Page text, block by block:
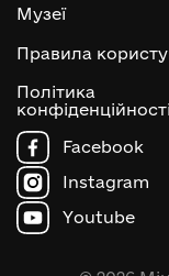
Музеї
Правила
Політика
конфіденційності
Facebook
Instagram
Youtube